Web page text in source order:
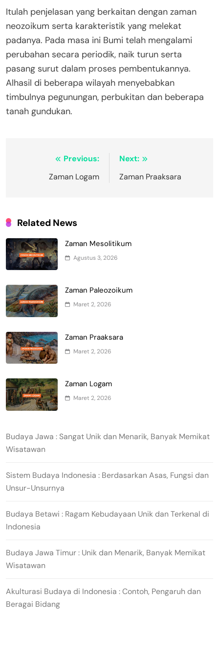
Itulah penjelasan yang berkaitan dengan zaman
neozoikum serta karakteristik yang melekat
padanya. Pada masa ini Bumi telah mengalami
perubahan secara periodik, naik turun serta
pasang surut dalam proses pembentukannya.
Alhasil di beberapa wilayah menyebabkan
timbulnya pegunungan, perbukitan dan beberapa
tanah gundukan.
Navigasi Previous:
Zaman Logam
Next:
Zaman Praaksara
Related News
Zaman Mesolitikum
Agustus 3, 2026
Zaman Paleozoikum
Maret 2, 2026
Zaman Praaksara
Maret 2, 2026
Zaman Logam
Maret 2, 2026
Budaya Jawa : Sangat Unik dan Menarik, Banyak Memikat
Wisatawan
Sistem Budaya Indonesia : Berdasarkan Asas, Fungsi dan
Unsur-Unsurnya
Budaya Betawi : Ragam Kebudayaan Unik dan Terkenal di
Indonesia
Budaya Jawa Timur : Unik dan Menarik, Banyak Memikat
Wisatawan
Akulturasi Budaya di Indonesia : Contoh, Pengaruh dan
Beragai Bidang